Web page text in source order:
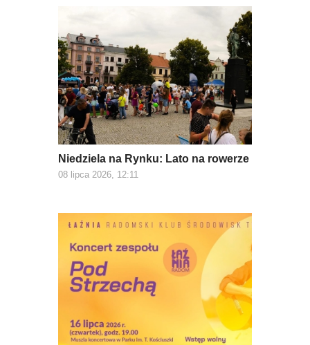
Niedziela na Rynku: Lato na rowerze
08 lipca 2026, 12:11